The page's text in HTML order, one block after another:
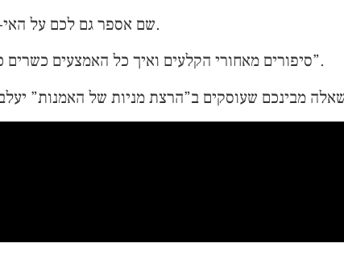
שם אספר גם לכם על האי- רציונל של מחירי יצירות אמנות בעולם.
סיפורים מאחורי הקלעים ואיך כל האמצעים כשרים כאשר צריכים להפוך אמן ל”סחורה חמה”.